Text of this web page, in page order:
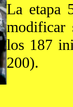
La etapa
modificar
los 187
200).